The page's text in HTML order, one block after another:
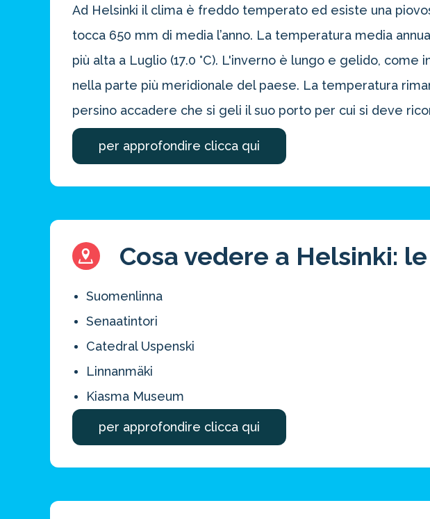
Ad Helsinki il clima è freddo temperato ed esiste una
tocca 650 mm di media l’anno. La temperatura media
più alta a Luglio (17.0 °C). L'inverno è lungo e gelido,
nella parte più meridionale del paese. La temperatura
persino accadere che si geli il suo porto per cui si deve
per approfondire clicca qui
Cosa vedere a Helsinki:
Suomenlinna
Senaatintori
Catedral Uspenski
Linnanmäki
Kiasma Museum
per approfondire clicca qui